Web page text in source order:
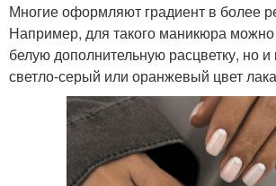
Многие оформляют градиент в более
Например, для такого маникюра можно
белую дополнительную расцветку, но
светло-серый или оранжевый цвет